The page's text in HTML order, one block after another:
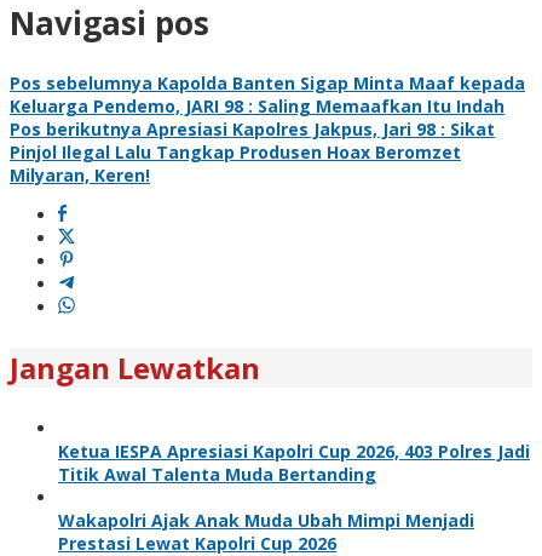
Navigasi pos
Pos sebelumnya Kapolda Banten Sigap Minta Maaf kepada
Keluarga Pendemo, JARI 98 : Saling Memaafkan Itu Indah
Pos berikutnya Apresiasi Kapolres Jakpus, Jari 98 : Sikat
Pinjol Ilegal Lalu Tangkap Produsen Hoax Beromzet
Milyaran, Keren!
Jangan Lewatkan
Ketua IESPA Apresiasi Kapolri Cup 2026, 403 Polres Jadi
Titik Awal Talenta Muda Bertanding
Wakapolri Ajak Anak Muda Ubah Mimpi Menjadi
Prestasi Lewat Kapolri Cup 2026